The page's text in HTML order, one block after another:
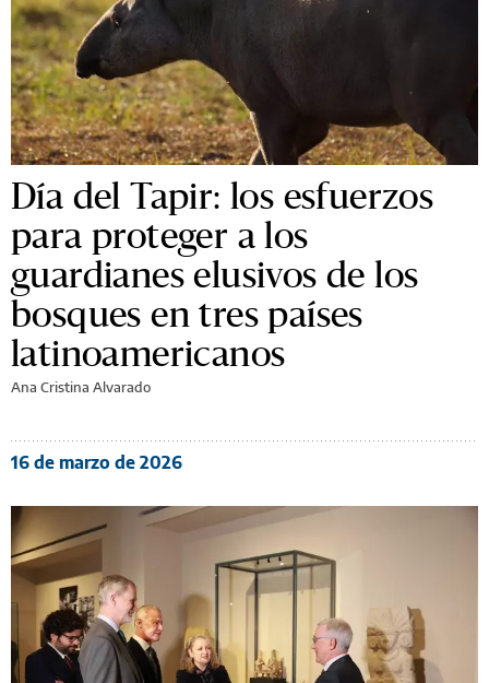
Día del Tapir: los esfuerzos
para proteger a los
guardianes elusivos de los
bosques en tres países
latinoamericanos
Ana Cristina Alvarado
16 de marzo de 2026